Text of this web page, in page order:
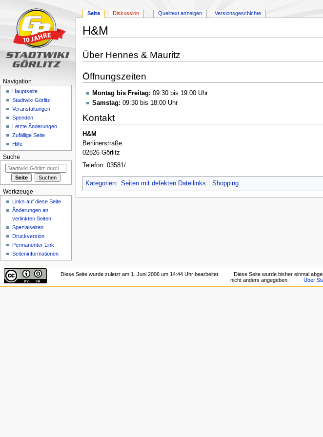
H&M
Zur
Navigation
Zur
Suche
Über Hennes & Mauritz
Öffnungszeiten
Montag bis Freitag: 09:30 bis 19:00 Uhr
Samstag: 09:30 bis 18:00 Uhr
Kontakt
H&M
Berlinerstraße
02826 Görlitz
Telefon: 03581/
Kategorien: Seiten mit defekten Dateilinks Shopping
Seite Diskussion Quelltext anzeigen Versionsgeschichte
Navigation
Hauptseite
Stadtwiki Görlitz
Veranstaltungen
Spenden
Letzte Änderungen
Zufällige Seite
Hilfe
Suche
Werkzeuge
Links auf diese Seite
Änderungen an
verlinkten Seiten
Spezialseiten
Druckversion
Permanenter Link
Seiten­informationen
Diese Seite wurde zuletzt am 1. Juni 2006 um 14:44 Uhr bearbeitet. Diese Seite wurde bisher einmal
nicht anders angegeben.
Über